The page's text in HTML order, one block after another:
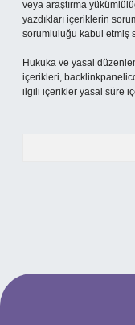
veya araştırma
yazdıkları içeriklerin
sorumluluğu kabul etmiş
Hukuka ve yasal
içerikleri,
ilgili içerikler yasal süre